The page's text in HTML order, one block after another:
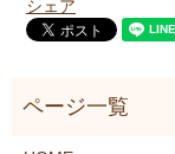
シェア